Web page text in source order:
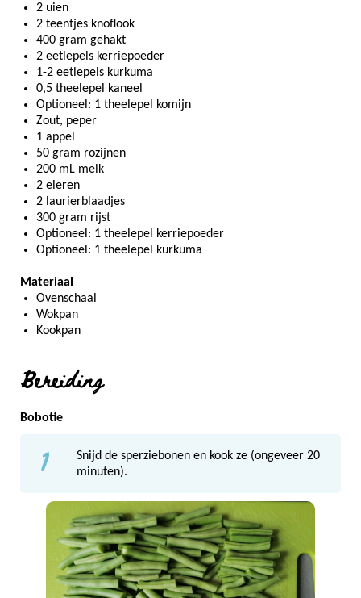
2 uien
2 teentjes knoflook
400 gram gehakt
2 eetlepels kerriepoeder
1-2 eetlepels kurkuma
0,5 theelepel kaneel
Optioneel: 1 theelepel komijn
Zout, peper
1 appel
50 gram rozijnen
200 mL melk
2 eieren
2 laurierblaadjes
300 gram rijst
Optioneel: 1 theelepel kerriepoeder
Optioneel: 1 theelepel kurkuma
Materiaal
Ovenschaal
Wokpan
Kookpan
Bereiding
Bobotie
1
Snijd de sperziebonen en kook ze (ongeveer 20
minuten).